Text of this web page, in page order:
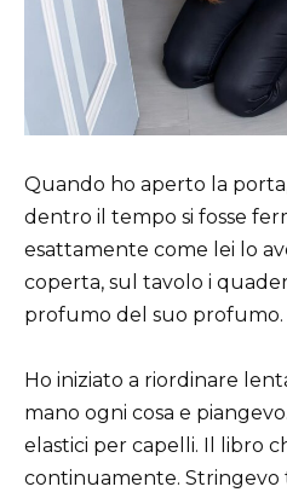
Quando ho aperto la
dentro il tempo si fosse
esattamente come lei lo
coperta, sul tavolo i
profumo del suo profumo.
Ho iniziato a riordinare
mano ogni cosa e
elastici per capelli. Il libro
continuamente.